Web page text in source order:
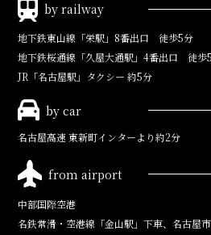
by railway
地下鉄東山線「栄駅」 8番出口 徒歩5分
地下鉄桜通線「久屋大通駅」4番出口 徒歩
JR「名古屋駅」タクシー 約5分
by car
名古屋高速東新町インターより約2分
from airport
中部国際空港
名鉄常滑・空港線「金山駅」下車、名古屋